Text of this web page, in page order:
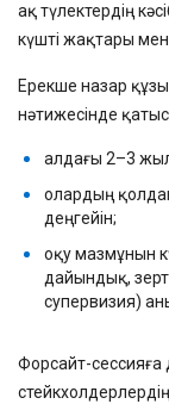
ақ түлектердің
күшті жақтары
Ерекше назар
нәтижесінде
алдағы 2–3
олардың
деңгейін;
оқу мазмұнын
дайындық,
супервизия)
Форсайт-